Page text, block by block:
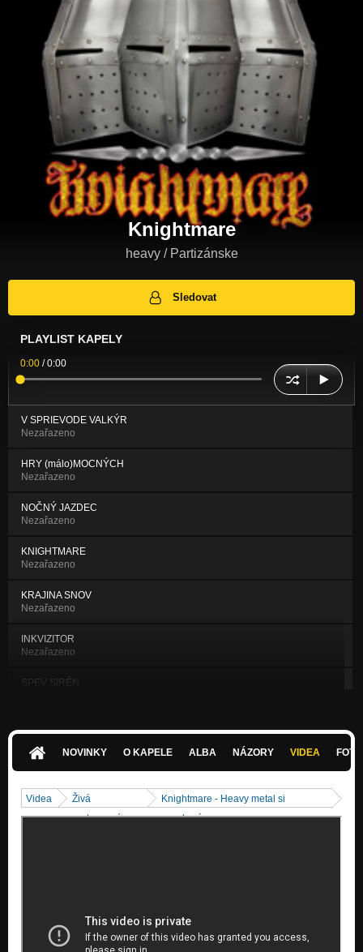
Knightmare
heavy / Partizánske
Sledovat
PLAYLIST KAPELY
0:00 /0:00
V SPRIEVODE VALKÝR
Nezařazeno
HRY (málo)MOCNÝCH
Nezařazeno
NOČNÝ JAZDEC
Nezařazeno
KNIGHTMARE
Nezařazeno
KRAJINA SNOV
Nezařazeno
INKVIZITOR
Nezařazeno
SPEV SIRÉN
ZEM BARBAROV
ČIERNY ÚSVIT
Kto zachráni svet (2016)
NOVINKY O KAPELE ALBA NÁZORY VIDEA
Videa
Živá
vystoupení
Knightmare - Heavy metal si
nevyberá